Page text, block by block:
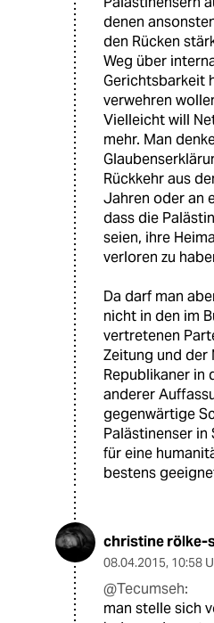
denen
den Rücken
Weg über
Gerichtsbarkeit
verwehren
Vielleicht will
mehr. Man
Rückkehr aus
Jahren oder an
dass die
seien, ihre
verloren zu
Da darf man
nicht in den im
vertretenen
Zeitung und der
Republikaner in
anderer
gegenwärtige
Palästinenser in
für eine
bestens
christine rölke-
08.04.2015, 10:58
@Tecumseh:
man stelle sich